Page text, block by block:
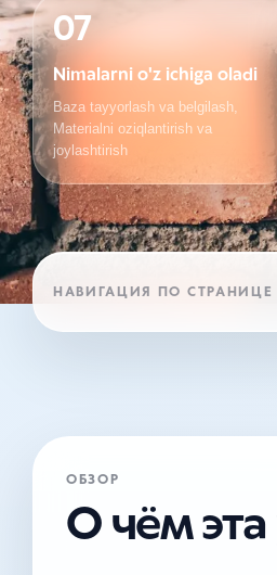
07
Nimalarni o'z ichiga oladi
Baza tayyorlash va belgilash,
Materialni oziqlantirish va
joylashtirish
НАВИГАЦИЯ ПО СТРАНИЦЕ
ОБЗОР
О чём эта